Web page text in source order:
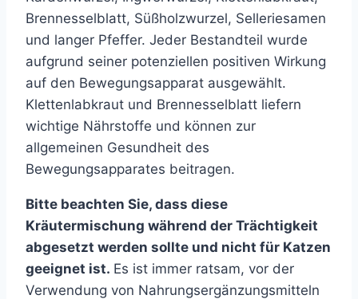
Brennesselblatt, Süßholzwurzel, Selleriesamen
und langer Pfeffer. Jeder Bestandteil wurde
aufgrund seiner potenziellen positiven Wirkung
auf den Bewegungsapparat ausgewählt.
Klettenlabkraut und Brennesselblatt liefern
wichtige Nährstoffe und können zur
allgemeinen Gesundheit des
Bewegungsapparates beitragen.
Bitte beachten Sie, dass diese
Kräutermischung während der Trächtigkeit
abgesetzt werden sollte und nicht für Katzen
geeignet ist. Es ist immer ratsam, vor der
Verwendung von Nahrungsergänzungsmitteln